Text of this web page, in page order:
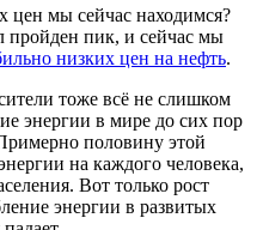
цен мы сейчас находимся?
пройден пик, и сейчас мы
низких цен на нефть.
тоже всё не слишком
энергии в мире до сих пор
половину этой
на каждого человека,
Вот только рост
энергии в развитых